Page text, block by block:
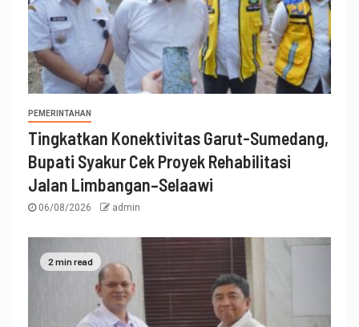
PEMERINTAHAN
Tingkatkan Konektivitas Garut-Sumedang,
Bupati Syakur Cek Proyek Rehabilitasi
Jalan Limbangan–Selaawi
06/08/2026 admin
2 min read